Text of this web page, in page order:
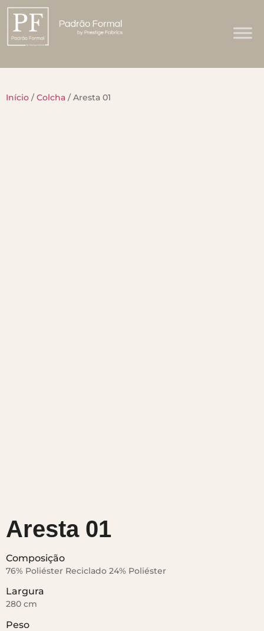
Início /Colcha / Aresta 01
Aresta 01
Composição
76% Poliéster Reciclado 24% Poliéster
Largura
280 cm
Peso